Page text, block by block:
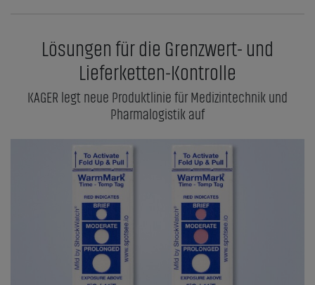
Lösungen für die Grenzwert- und
Lieferketten-Kontrolle
KAGER legt neue Produktlinie für Medizintechnik und
Pharmalogistik auf